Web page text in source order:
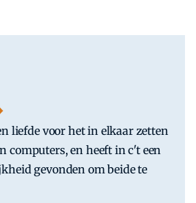
liefde voor het in elkaar zetten
computers, en heeft in c't een
gevonden om beide te